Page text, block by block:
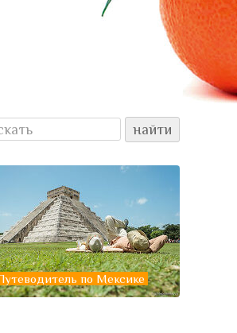
по Мексике